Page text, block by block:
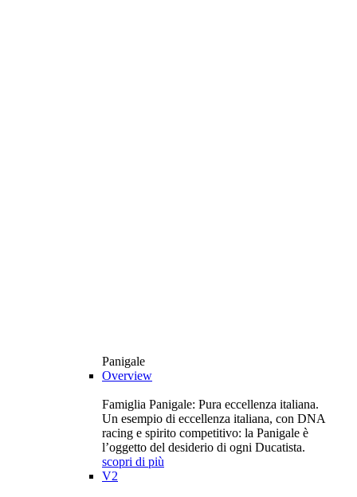
Panigale
Overview
Famiglia Panigale: Pura eccellenza italiana.
Un esempio di eccellenza italiana, con DNA
racing e spirito competitivo: la Panigale è
l’oggetto del desiderio di ogni Ducatista.
scopri di più
V2